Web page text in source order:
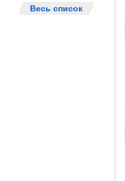
Весь список